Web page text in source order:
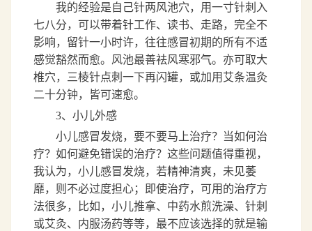
我的经验是自己针两风池穴，用一寸针刺入
七八分，可以带着针工作、读书、走路，完全不
影响，留针一小时许，往往感冒初期的所有不适
感觉豁然而愈。风池最善祛风寒邪气。亦可取大
椎穴，三棱针点刺一下再闪罐，或加用艾条温灸
二十分钟，皆可速愈。
3、小儿外感
小儿感冒发烧，要不要马上治疗？当如何治
疗？如何避免错误的治疗？这些问题值得重视，
我认为，小儿感冒发烧，若精神清爽，未见萎
靡，则不必过度担心；即使治疗，可用的治疗方
法很多，比如，小儿推拿、中药水煎洗澡、针刺
或艾灸、内服汤药等等，最不应该选择的就是输